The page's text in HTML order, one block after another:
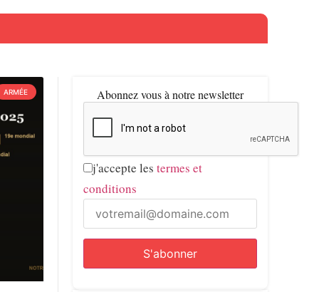
ARMÉE Abonnez vous à notre newsletter
j'accepte les termes et
conditions